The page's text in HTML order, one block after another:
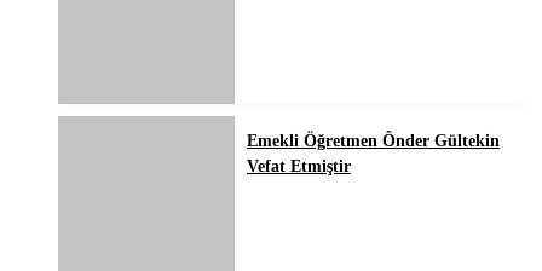
Emekli Öğretmen Ônder Gültekin
Vefat Etmiştir